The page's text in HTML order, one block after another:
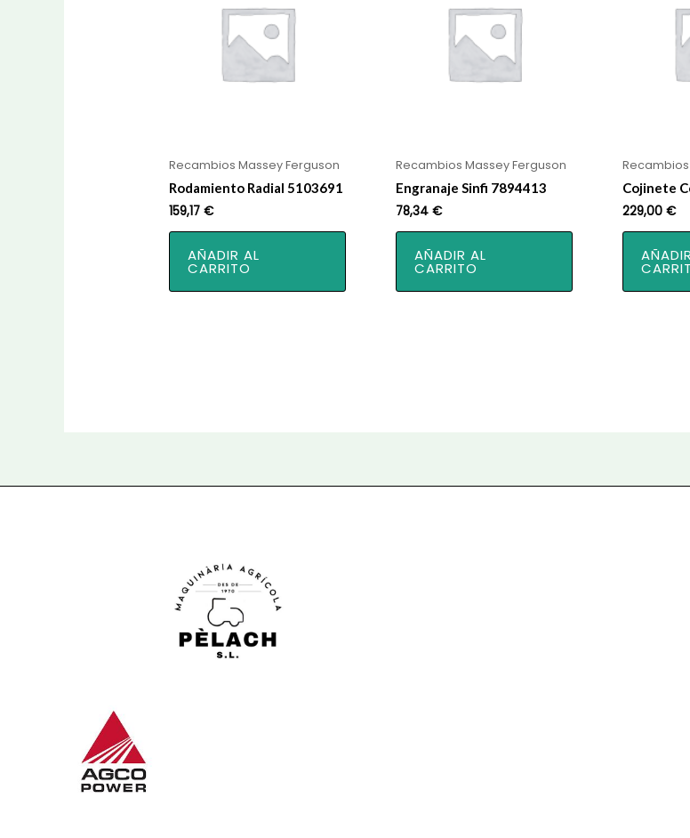
Recambios Massey Ferguson
Rodamiento Radial 5103691
159,17€
AÑADIR AL
CARRITO
Recambios Massey Ferguson
Engranaje Sinfi 7894413
78,34€
AÑADIR AL
CARRITO
Cojinete
229,00 €